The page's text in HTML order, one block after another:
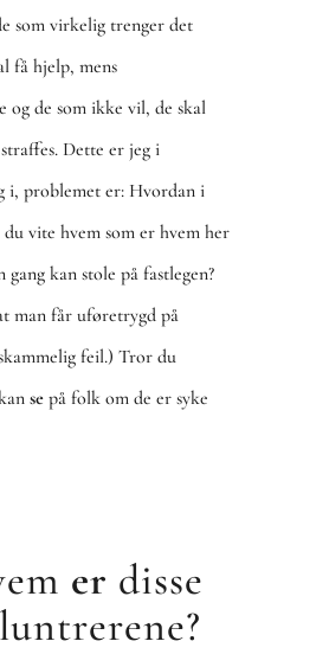
som virkelig trenger det
få hjelp, mens
og de som ikke vil, de skal
straffes. Dette er jeg i
i, problemet er: Hvordan i
du vite hvem som er hvem her
gang kan stole på fastlegen?
man får uføretrygd på
feil.) Tror du
sepå folk om de er syke
er disse